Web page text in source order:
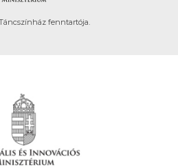
fenntartója.